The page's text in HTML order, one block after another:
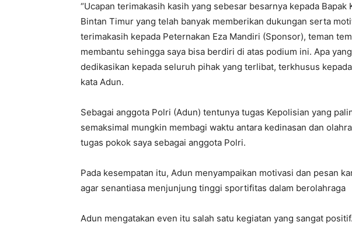
“Ucapan terimakasih kasih yang sebesar besarnya kepada
Bintan Timur yang telah banyak memberikan dukungan serta
terimakasih kepada Peternakan Eza Mandiri (Sponsor), teman
membantu sehingga saya bisa berdiri di atas podium ini. Apa
dedikasikan kepada seluruh pihak yang terlibat, terkhusus
kata Adun.
Sebagai anggota Polri (Adun) tentunya tugas Kepolisian yang
semaksimal mungkin membagi waktu antara kedinasan dan
tugas pokok saya sebagai anggota Polri.
Pada kesempatan itu, Adun menyampaikan motivasi dan pesan
agar senantiasa menjunjung tinggi sportifitas dalam berolahraga
Adun mengatakan even itu salah satu kegiatan yang sangat